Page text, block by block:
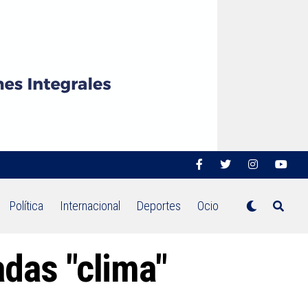
Política Internacional Deportes Ocio
"clima"